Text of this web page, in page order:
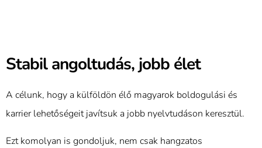
Stabil angoltudás, jobb élet
A célunk, hogy a külföldön élő magyarok boldogulási és
karrier lehetőségeit javítsuk a jobb nyelvtudáson keresztül.
Ezt komolyan is gondoljuk, nem csak hangzatos